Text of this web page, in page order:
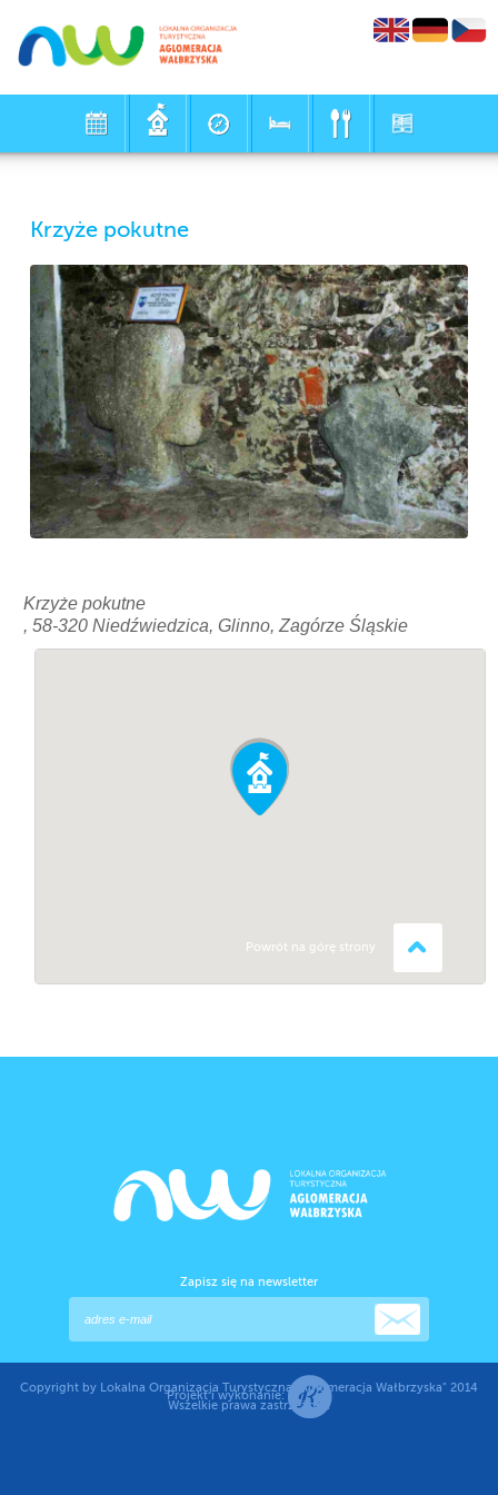
Krzyże pokutne
Krzyże pokutne
, 58-320 Niedźwiedzica, Glinno, Zagórze Śląskie
Powrót na górę strony
Copyright by Lokalna Organizacja Turystyczna "Aglomeracja Wałbrzyska" 2014
Wszelkie prawa zastrzeżone
Projekt i wykonanie: